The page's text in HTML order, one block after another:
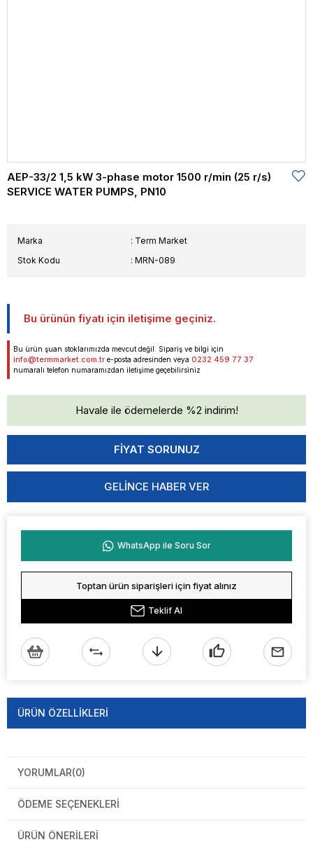
AEP-33/2 1,5 kW 3-phase motor 1500 r/min (25 r/s)
SERVICE WATER PUMPS, PN10
Marka : Term Market
Stok Kodu
MRN-089
Bu ürünün fiyatı için iletişime geçiniz.
Bu ürün şuan stoklarımızda mevcut değil. Sipariş ve bilgi için
info@termmarket.com.tr e-posta adresinden veya 0232 459 77 37
numaralı telefon numaramızdan iletişime geçebilirsiniz
Havale ile ödemelerde %2 indirim!
GELINCE HABER VER
WhatsApp ile Soru Sor
Toptan ürün siparişleri için fiyat alınız
Teklif Al
ÜRÜN ÖZELLIKLERI
YORUMLAR(0)
ÖDEME SEÇENEKLERI
ÜRÜN ÖNERILERI